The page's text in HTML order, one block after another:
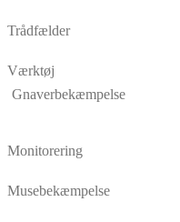
Trådfælder
Værktøj
Gnaverbekæmpelse
Monitorering
Musebekæmpelse